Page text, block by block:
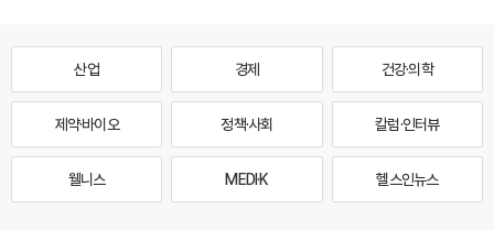
산업 경제 건강·의학
제약·바이오 정책·사회 칼럼·인터뷰
웰니스 MEDI·K 헬스인뉴스